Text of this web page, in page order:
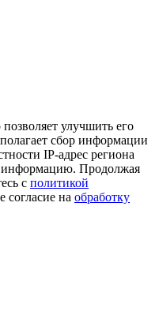
улучшить его
сбор информации
IP-адрес региона
информацию. Продолжая
с политикой
согласие на обработку